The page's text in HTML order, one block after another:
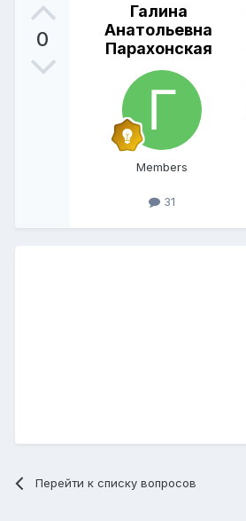
0
Галина
Анатольевна
Парахонская
Members
31
Перейти к списку вопросов